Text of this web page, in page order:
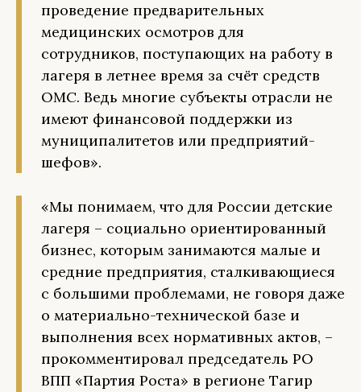
проведение предварительных
медицинских осмотров для
сотрудников, поступающих на работу в
лагеря в летнее время за счёт средств
ОМС. Ведь многие субъекты отрасли не
имеют финансовой поддержки из
муниципалитетов или предприятий-
шефов».
«Мы понимаем, что для России детские
лагеря – социально ориентированный
бизнес, которым занимаются малые и
средние предприятия, сталкивающиеся
с большими проблемами, не говоря даже
о материально-технической базе и
выполнения всех нормативных актов, –
прокомментировал председатель РО
ВПП «Партия Роста» в регионе Тагир